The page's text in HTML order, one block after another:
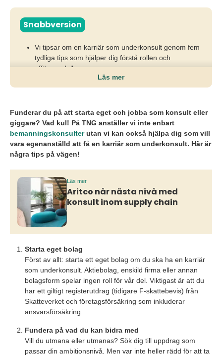
Snabbversion
Vi tipsar om en karriär som underkonsult genom fem
tydliga tips som hjälper dig förstå rollen och
affärsmodellen.
Utan koll på ansvar, ersättning, uppdragslängd och
att hamna i uppdrag som inte matchar din erfarenhet
eller dina mål.
Genom att ställa rätt frågor, vara selektiv med
uppdrag, bygga relationer och se underkonsultrollen
som ett aktivt karriärval kan du skapa både trygghet
och långsiktig utveckling.
Läs mer
Funderar du på att starta eget och jobba som konsult eller
giggare? Vad kul! På TNG anställer vi inte enbart
bemanningskonsulterutan vi kan också hjälpa dig som vill
vara egenanställd att få en karriär som underkonsult. Här är
några tips på vägen!
Läs mer
Aritco når nästa nivå med
konsult inom supply chain
Starta eget bolag
Först av allt: starta ett eget bolag om du ska ha en karriär
som underkonsult. Aktiebolag, enskild firma eller annan
bolagsform spelar ingen roll för vår del. Viktigast är att du
har ett giltigt registerutdrag (tidigare F-skattebevis) från
Skatteverket och företagsförsäkring som inkluderar
ansvarsförsäkring.
Fundera på vad du kan bidra med
Vill du utmana eller utmanas? Sök dig till uppdrag som
passar din ambitionsnivå. Men var inte heller rädd för att ta